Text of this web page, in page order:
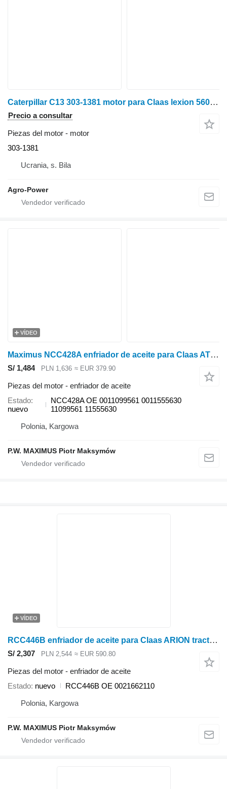
Caterpillar C13 303-1381 motor para Claas lexion 560,570,760 cosechadora de cereales
Precio a consultar
Piezas del motor - motor
303-1381
Ucrania, s. Bila
Agro-Power
VÍDEO
Maximus NCC428A enfriador de aceite para Claas ATOS 240-220 , 350-330 , 340-310 tractor de ruedas
S/ 1,484 PLN 1,636 ≈ EUR 379.90
Piezas del motor - enfriador de aceite
Estado
nuevo
NCC428A OE 0011099561 0011555630
11099561 11555630
Polonia, Kargowa
P.W. MAXIMUS Piotr Maksymów
VÍDEO
RCC446B enfriador de aceite para Claas ARION tractor de ruedas
S/ 2,307 PLN 2,544 ≈ EUR 590.80
Piezas del motor - enfriador de aceite
Estado nuevo
RCC446B OE 0021662110
Polonia, Kargowa
P.W. MAXIMUS Piotr Maksymów